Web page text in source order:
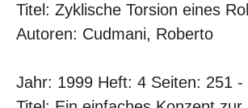
Titel: Zyklische Torsion eines
Autoren: Cudmani, Roberto
Jahr: 1999 Heft: 4 Seiten: 251 -